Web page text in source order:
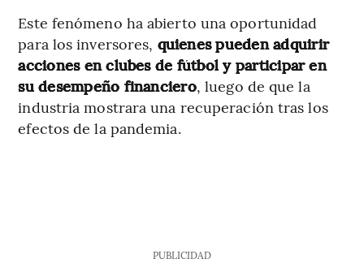
Este fenómeno ha abierto una oportunidad
para los inversores, quienes pueden adquirir
acciones en clubes de fútbol y participar en
su desempeño financiero, luego de que la
industria mostrara una recuperación tras los
efectos de la pandemia.
PUBLICIDAD